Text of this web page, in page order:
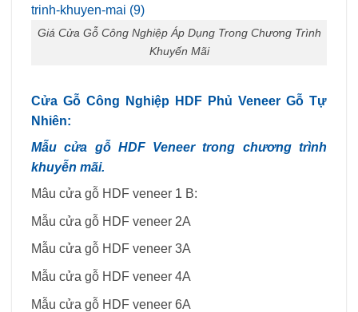
Giá Cửa Gỗ Công Nghiệp Áp Dụng Trong Chương Trình
Khuyến Mãi
Cửa Gỗ Công Nghiệp HDF Phủ Veneer Gỗ Tự
Nhiên:
Mẫu cửa gỗ HDF Veneer trong chương trình
khuyễn mãi.
Mâu cửa gỗ HDF veneer 1 B:
Mẫu cửa gỗ HDF veneer 2A
Mẫu cửa gỗ HDF veneer 3A
Mẫu cửa gỗ HDF veneer 4A
Mẫu cửa gỗ HDF veneer 6A